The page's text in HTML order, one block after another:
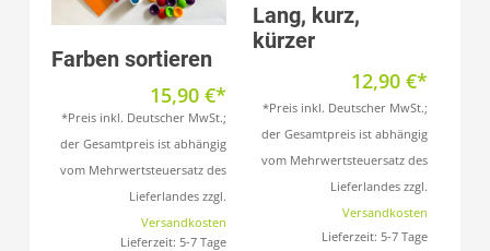
Produkt anzeigen
Farben sortieren
15,90 €
*Preis inkl. Deutscher MwSt.;
der Gesamtpreis ist abhängig
vom Mehrwertsteuersatz des
Lieferlandes zzgl.
Versandkosten
Lieferzeit: 5-7 Tage
Lang, kurz,
kürzer
12,90 €
*Preis inkl. Deutscher MwSt.;
der Gesamtpreis ist abhängig
vom Mehrwertsteuersatz des
Lieferlandes zzgl.
Versandkosten
Lieferzeit: 5-7 Tage